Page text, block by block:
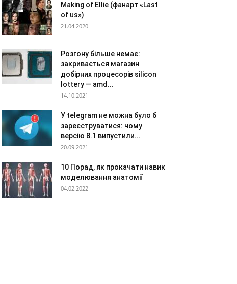
Making of Ellie (фанарт «Last
of us»)
21.04.2020
Розгону більше немає:
закривається магазин
добірних процесорів silicon
lottery — amd...
14.10.2021
У telegram не можна було б
зареєструватися: чому
версію 8.1 випустили...
20.09.2021
10 Порад, як прокачати навик
моделювання анатомії
04.02.2022